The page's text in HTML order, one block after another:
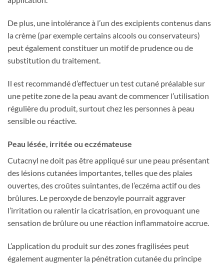
De plus, une intolérance à l’un des excipients contenus dans
la crème (par exemple certains alcools ou conservateurs)
peut également constituer un motif de prudence ou de
substitution du traitement.
Il est recommandé d’effectuer un test cutané préalable sur
une petite zone de la peau avant de commencer l’utilisation
régulière du produit, surtout chez les personnes à peau
sensible ou réactive.
Peau lésée, irritée ou eczémateuse
Cutacnyl ne doit pas être appliqué sur une peau présentant
des lésions cutanées importantes, telles que des plaies
ouvertes, des croûtes suintantes, de l’eczéma actif ou des
brûlures. Le peroxyde de benzoyle pourrait aggraver
l’irritation ou ralentir la cicatrisation, en provoquant une
sensation de brûlure ou une réaction inflammatoire accrue.
L’application du produit sur des zones fragilisées peut
également augmenter la pénétration cutanée du principe